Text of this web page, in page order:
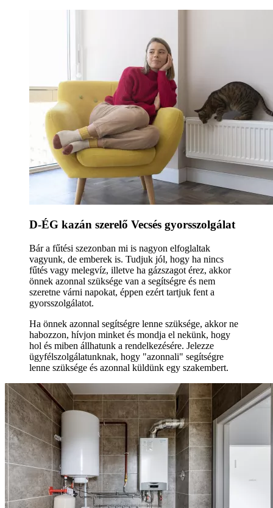
D-ÉG kazán szerelő Vecsés gyorsszolgálat
Bár a fűtési szezonban mi is nagyon elfoglaltak
vagyunk, de emberek is. Tudjuk jól, hogy ha nincs
fűtés vagy melegvíz, illetve ha gázszagot érez, akkor
önnek azonnal szüksége van a segítségre és nem
szeretne várni napokat, éppen ezért tartjuk fent a
gyorsszolgálatot.
Ha önnek azonnal segítségre lenne szüksége, akkor ne
habozzon, hívjon minket és mondja el nekünk, hogy
hol és miben állhatunk a rendelkezésére. Jelezze
ügyfélszolgálatunknak, hogy "azonnali" segítségre
lenne szüksége és azonnal küldünk egy szakembert.